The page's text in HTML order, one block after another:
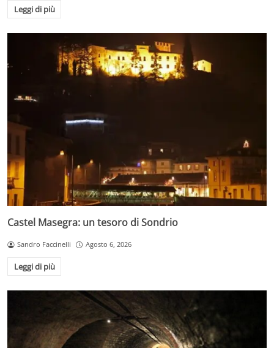
Leggi di più
Castel Masegra: un tesoro di Sondrio
Sandro Faccinelli Agosto 6, 2026
Leggi di più